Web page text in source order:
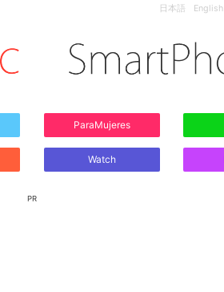
日本語 English
ParaMujeres
Watch
PR